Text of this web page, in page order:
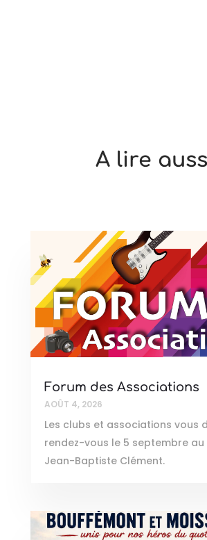
A lire
Forum des Associations
AOÛT 4, 2026
Les clubs et associations vous
rendez-vous le 5 septembre au
Jean-Baptiste Clément.